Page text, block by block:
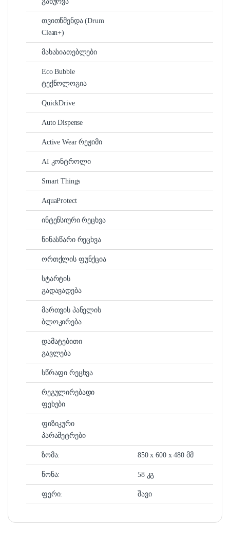
თვითწმენდა (Drum
Clean+)
მახასიათებლები
Eco Bubble
ტექნოლოგია
QuickDrive
Auto Dispense
Active Wear რეჟიმი
AI კონტროლი
Smart Things
AquaProtect
ინტენსიური რეცხვა
წინასწარი რეცხვა
ორთქლის ფუნქცია
სტარტის
გადავადება
მართვის პანელის
ბლოკირება
დამატებითი
გავლება
სწრაფი რეცხვა
რეგულირებადი
ფეხები
ფიზიკური
პარამეტრები
ზომა: 850 x 600 x 480 მმ
წონა: 58 კგ
ფერი: შავი